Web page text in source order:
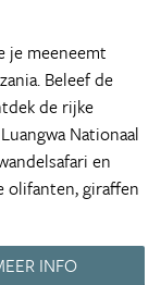
je meeneemt
Beleef de
de rijke
Nationaal
en
olifanten, giraffen
INFO